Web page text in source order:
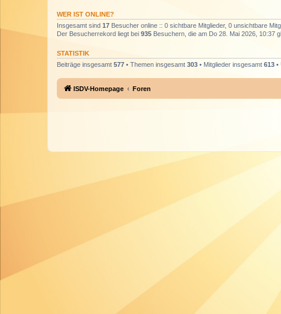
WER IST ONLINE?
Insgesamt sind 17 Besucher online :: 0 sichtbare Mitglieder, 0 unsichtbare
Der Besucherrekord liegt bei 935 Besuchern, die am Do 28. Mai 2026, 10:37
STATISTIK
Beiträge insgesamt 577 • Themen insgesamt 303 • Mitglieder insgesamt 613 •
ISDV-Homepage Foren